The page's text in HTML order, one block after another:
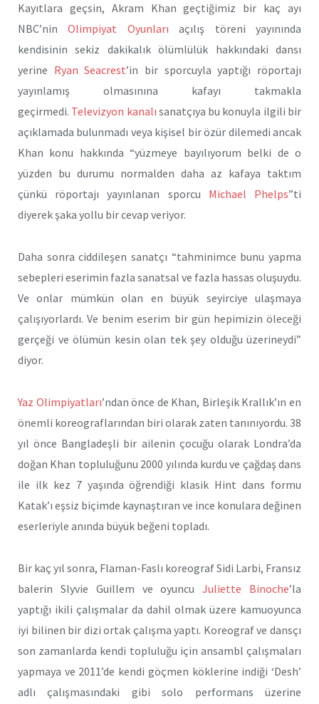
Kayıtlara geçsin, Akram Khan geçtiğimiz bir kaç ayı
NBC’ninOlimpiyat Oyunları açılış töreni yayınında
kendisinin sekiz dakikalık ölümlülük hakkındaki dansı
yerine Ryan Seacrest’in bir sporcuyla yaptığı röportajı
yayınlamış olmasınına kafayı takmakla
geçirmedi. Televizyon kanalı sanatçıya bu konuyla ilgili bir
açıklamada bulunmadı veya kişisel bir özür dilemedi ancak
Khan konu hakkında “yüzmeye bayılıyorum belki de o
yüzden bu durumu normalden daha az kafaya taktım
çünkü röportajı yayınlanan sporcu Michael Phelps”ti
diyerek şaka yollu bir cevap veriyor.
Daha sonra ciddileşen sanatçı “tahminimce bunu yapma
sebepleri eserimin fazla sanatsal ve fazla hassas oluşuydu.
Ve onlar mümkün olan en büyük seyirciye ulaşmaya
çalışıyorlardı. Ve benim eserim bir gün hepimizin öleceği
gerçeği ve ölümün kesin olan tek şey olduğu üzerineydi”
diyor.
Yaz Olimpiyatları’ndan önce de Khan, Birleşik Krallık’ın en
önemli koreograflarından biri olarak zaten tanınıyordu. 38
yıl önce Bangladeşli bir ailenin çocuğu olarak Londra’da
doğan Khan topluluğunu 2000 yılında kurdu ve çağdaş dans
ile ilk kez 7 yaşında öğrendiği klasik Hint dans formu
Katak’ı eşsiz biçimde kaynaştıran ve ince konulara değinen
eserleriyle anında büyük beğeni topladı.
Bir kaç yıl sonra, Flaman-Faslı koreograf Sidi Larbi, Fransız
balerin Slyvie Guillem ve oyuncuJuliette Binoche’la
yaptığı ikili çalışmalar da dahil olmak üzere kamuoyunca
iyi bilinen bir dizi ortak çalışma yaptı. Koreograf ve dansçı
son zamanlarda kendi topluluğu için ansambl çalışmaları
yapmaya ve 2011’de kendi göçmen köklerine indiği ‘Desh’
adlı çalışmasındaki gibi solo performans üzerine